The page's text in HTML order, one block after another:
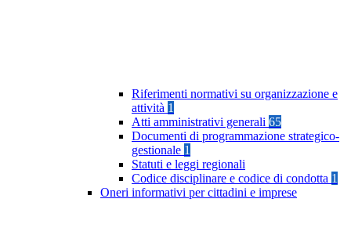
Riferimenti normativi su organizzazione e
attività 1
Atti amministrativi generali 65
Documenti di programmazione strategico-
gestionale 1
Statuti e leggi regionali
Codice disciplinare e codice di condotta 1
Oneri informativi per cittadini e imprese